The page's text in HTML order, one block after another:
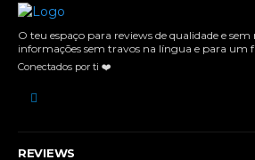
O teu espaço para reviews de qualidade e sem
informações sem travos na língua e para um
Conectados por ti ❤️
REVIEWS